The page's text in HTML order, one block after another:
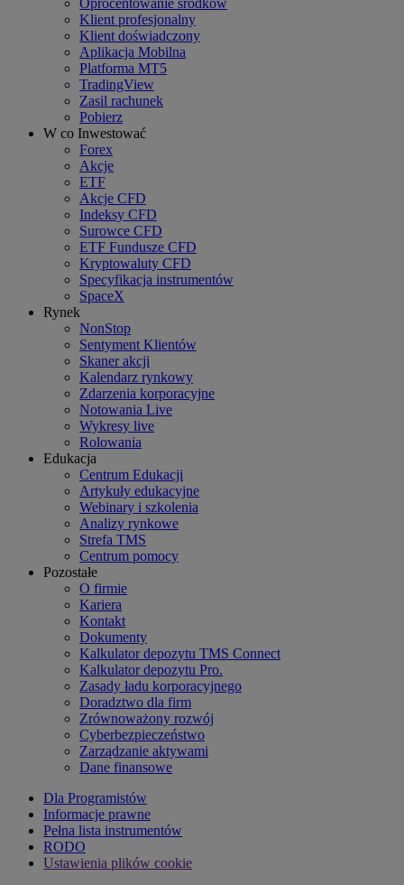
Oprocentowanie środków
Klient profesjonalny
Klient doświadczony
Aplikacja Mobilna
Platforma MT5
TradingView
Zasil rachunek
Pobierz
W co Inwestować
Forex
Akcje
ETF
Akcje CFD
Indeksy CFD
Surowce CFD
ETF Fundusze CFD
Kryptowaluty CFD
Specyfikacja instrumentów
SpaceX
Rynek
NonStop
Sentyment Klientów
Skaner akcji
Kalendarz rynkowy
Zdarzenia korporacyjne
Notowania Live
Wykresy live
Rolowania
Edukacja
Centrum Edukacji
Artykuły edukacyjne
Webinary i szkolenia
Analizy rynkowe
Strefa TMS
Centrum pomocy
Pozostałe
O firmie
Kariera
Kontakt
Dokumenty
Kalkulator depozytu TMS Connect
Kalkulator depozytu Pro.
Zasady ładu korporacyjnego
Doradztwo dla firm
Zrównoważony rozwój
Cyberbezpieczeństwo
Zarządzanie aktywami
Dane finansowe
Dla Programistów
Informacje prawne
Pełna lista instrumentów
RODO
Ustawienia plików cookie